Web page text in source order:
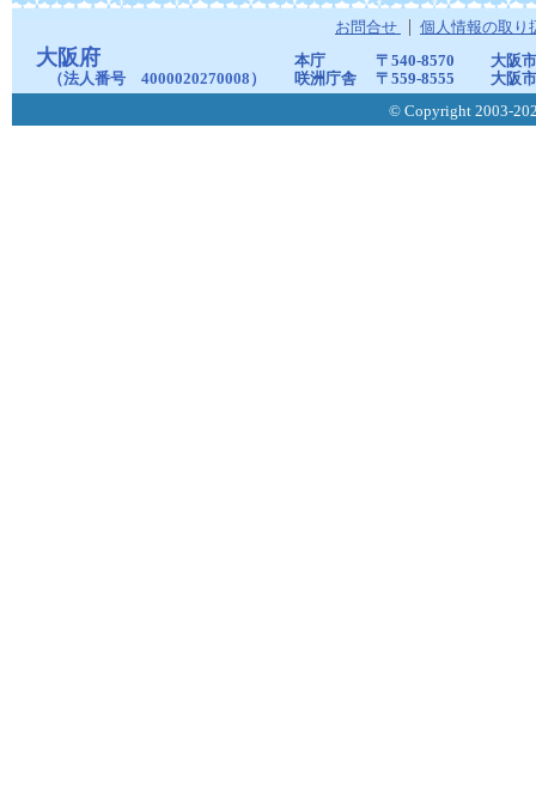
お問合せ 個人情報の取り
大阪府
（法人番号 4000020270008）
本庁 〒540-8570
大阪
咲洲庁舎
〒559-8555
大阪
© Copyright 2003-